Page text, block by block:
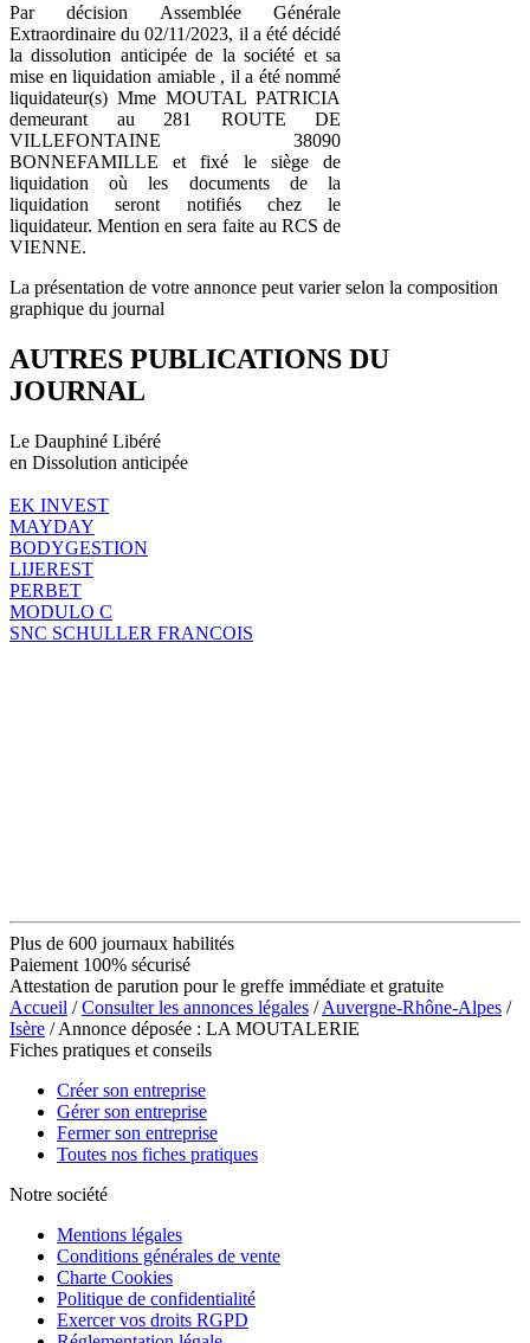
Par décision Assemblée Générale
Extraordinaire du 02/11/2023, il a été décidé
la dissolution anticipée de la société et sa
mise en liquidation amiable , il a été nommé
liquidateur(s) Mme MOUTAL PATRICIA
demeurant au 281 ROUTE DE
VILLEFONTAINE 38090
BONNEFAMILLE et fixé le siège de
liquidation où les documents de la
liquidation seront notifiés chez le
liquidateur. Mention en sera faite au RCS de
VIENNE.
La présentation de votre annonce peut varier selon la composition
graphique du journal
AUTRES PUBLICATIONS DU
JOURNAL
Le Dauphiné Libéré
en Dissolution anticipée
EK INVEST
MAYDAY
BODYGESTION
LIJEREST
PERBET
MODULO C
SNC SCHULLER FRANCOIS
Plus de 600 journaux habilités
Paiement 100% sécurisé
Attestation de parution pour le greffe immédiate et gratuite
Accueil /Consulter les annonces légales /Auvergne-Rhône-Alpes /
Isère / Annonce déposée : LA MOUTALERIE
Fiches pratiques et conseils
Créer son entreprise
Gérer son entreprise
Fermer son entreprise
Toutes nos fiches pratiques
Notre société
Mentions légales
Conditions générales de vente
Charte Cookies
Politique de confidentialité
Exercer vos droits RGPD